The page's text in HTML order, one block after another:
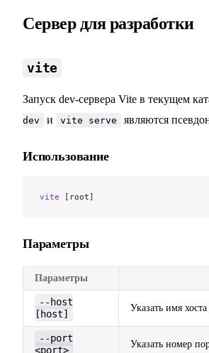
Сервер для разработки
vite
Запуск dev-сервера Vite в текущем
dev
и vite serve являются
Использование
vite [root]
Параметры
Параметры
--host
[host]
Указать имя
--port
<port>
Указать номер